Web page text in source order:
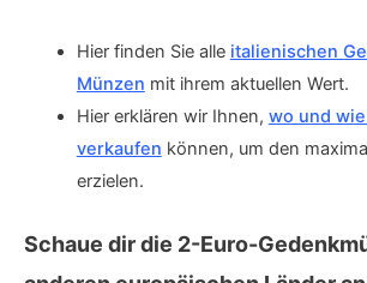
Hier finden Sie alle italienischen
Münzen mit ihrem aktuellen Wert.
Hier erklären wir Ihnen, wo und
verkaufen können, um den
erzielen.
Schaue dir die 2-Euro-